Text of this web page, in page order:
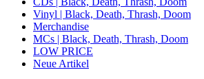
Vinyl | Black, Death, Thrash, Doom
Merchandise
MCs | Black, Death, Thrash, Doom
LOW PRICE
Neue Artikel